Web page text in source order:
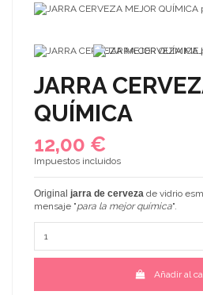
JARRA
QUÍMICA
12,00 €
Impuestos incluidos
Original jarra de cerveza de vidrio
mensaje "para la mejor química".
Añadir al